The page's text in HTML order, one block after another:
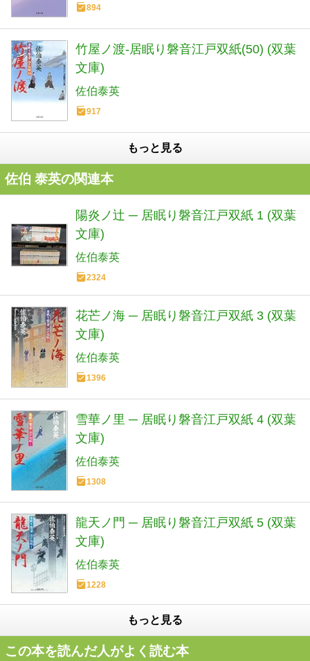
894
竹屋ノ渡-居眠り磐音江戸双紙(50) (双葉
文庫)
佐伯泰英
917
もっと見る
佐伯 泰英の関連本
陽炎ノ辻 ─ 居眠り磐音江戸双紙 1 (双葉
文庫)
佐伯泰英
2324
花芒ノ海 ─ 居眠り磐音江戸双紙 3 (双葉
文庫)
佐伯泰英
1396
雪華ノ里 ─ 居眠り磐音江戸双紙 4 (双葉
文庫)
佐伯泰英
1308
龍天ノ門 ─ 居眠り磐音江戸双紙 5 (双葉
文庫)
佐伯泰英
1228
もっと見る
この本を読んだ人がよく読む本